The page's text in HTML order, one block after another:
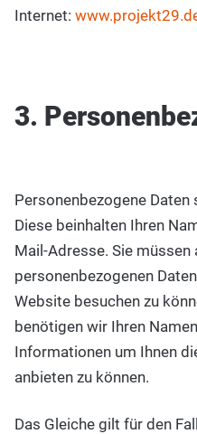
Internet:
3.
Personenbezogene Daten
Diese beinhalten Ihren
Mail-Adresse. Sie müssen
personenbezogenen
Website besuchen zu
benötigen wir Ihren
Informationen um Ihnen
anbieten zu können.
Das Gleiche gilt für den